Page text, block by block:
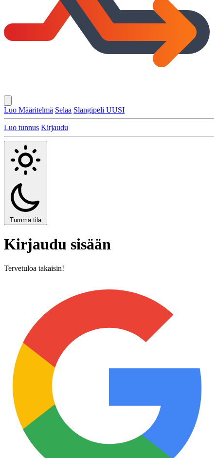
Luo Määritelmä Selaa Slangipeli UUSI
Luo tunnus Kirjaudu
Tumma tila
Kirjaudu sisään
Tervetuloa takaisin!